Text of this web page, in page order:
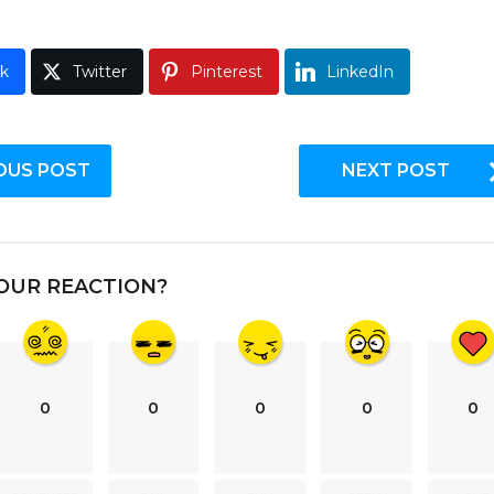
Twitter Pinterest LinkedIn
POST NEXT POST
REACTION?
0 0 0 0 0